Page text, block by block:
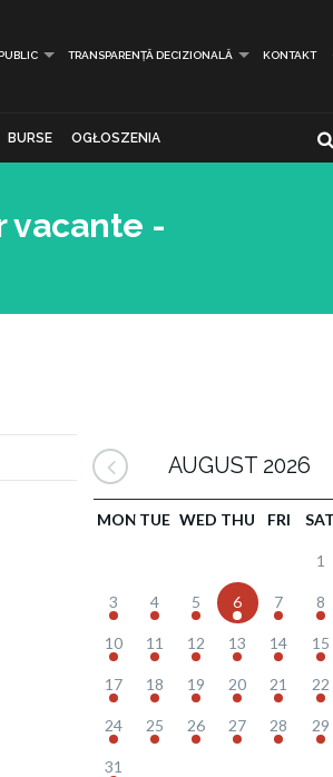
TRANSPARENȚĂ DECIZIONALĂ KONTAKT
BURSE OGŁOSZENIA
vacante -
AUGUST 2026
MON TUE WED THU FRI SAT
1
3 4 5 6 7 8
10 11 12 13 14 15
17 18 19 20 21 22
24 25 26 27 28 29
31